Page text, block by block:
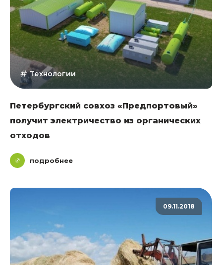
Технологии
Петербургский совхоз «Предпортовый»
получит электричество из органических
отходов
подробнее
09.11.2018